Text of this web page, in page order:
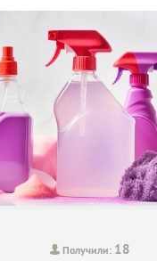
Получили: 18